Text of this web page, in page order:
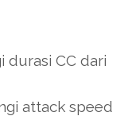
durasi CC dari
attack speed